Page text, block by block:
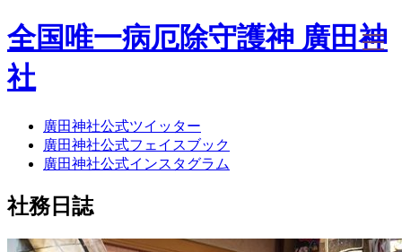
全国唯一病厄除守護神 廣田神
社
ホーム
社務日誌
お知らせ
年間祭事のご案内
お願いごと
廣田神社公式ツイッター
廣田神社公式フェイスブック
廣田神社公式インスタグラム
社務日誌